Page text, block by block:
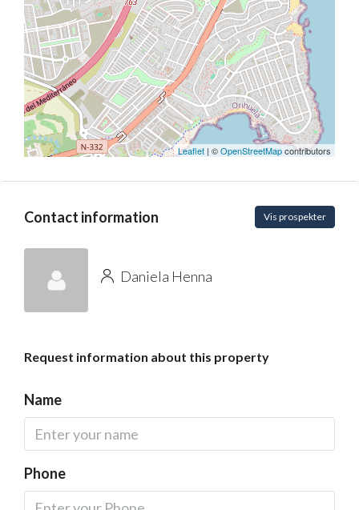
Leaflet | ©OpenStreetMapcontributors
Contact information Vis prospekter
Daniela Henna
Request information about this property
Name
Phone